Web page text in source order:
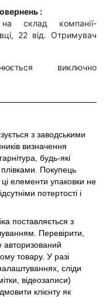
:
склад компанії-
22 від. Отримувач
виключно
з заводськими
визначення
будь-які
Покупець
елементи упаковки не
потертості і
поставляється з
Перевірити,
авторизований
товару. У разі
сліди
відеозаписи)
клієнту як